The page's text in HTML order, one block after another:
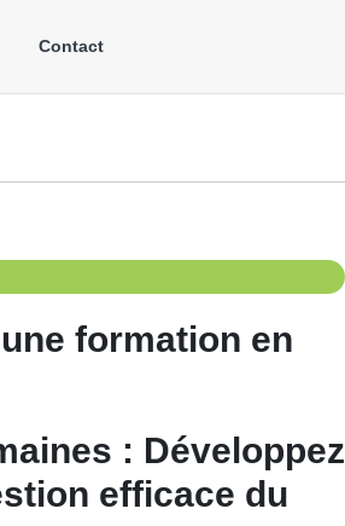
Contact
formation en
: Développez
efficace du